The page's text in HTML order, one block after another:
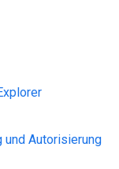
Autorisierung